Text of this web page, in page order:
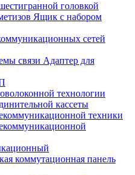
головкой
Ящик с набором
сетей
Адаптер для
технологии
кассеты
техники
коммутационная панель